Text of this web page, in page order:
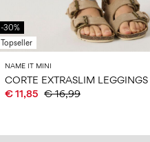
-30%
Topseller
NAME IT MINI
CORTE EXTRASLIM LEGGINGS
€ 11,85 € 16,99